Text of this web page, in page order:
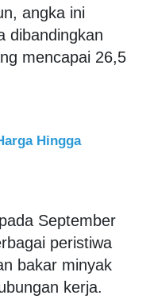
angka ini
dibandingkan
mencapai 26,5
Hingga
pada September
peristiwa
bakar minyak
kerja.